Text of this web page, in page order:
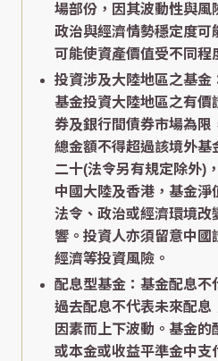
場部份，因其波動性與風
政治與經濟情勢穩定度可
可能使資產價值受不同程
投資涉及大陸地區之基金
基金投資大陸地區之有價
券及銀行間債券市場為限
總金額不得超過該境外基
二十(法令另有規定除外)
中國大陸及香港，基金淨
法令、政治或經濟環境改
響。投資人亦須留意中國
經濟等投資風險。
配息型基金：基金配息不
過去配息不代表未來配息
因素而上下波動。基金
或本金或收益平準金中支